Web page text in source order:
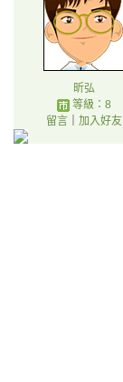
昕弘
等級：8
留言｜ 加入好友